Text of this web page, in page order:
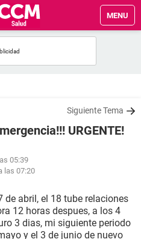
MENU
Siguiente Tema
URGENTE!
05:39
las 07:20
abril, el 18 tube relaciones
12 horas despues, a los 4
3 dias, mi siguiente periodo
y el 3 de junio de nuevo